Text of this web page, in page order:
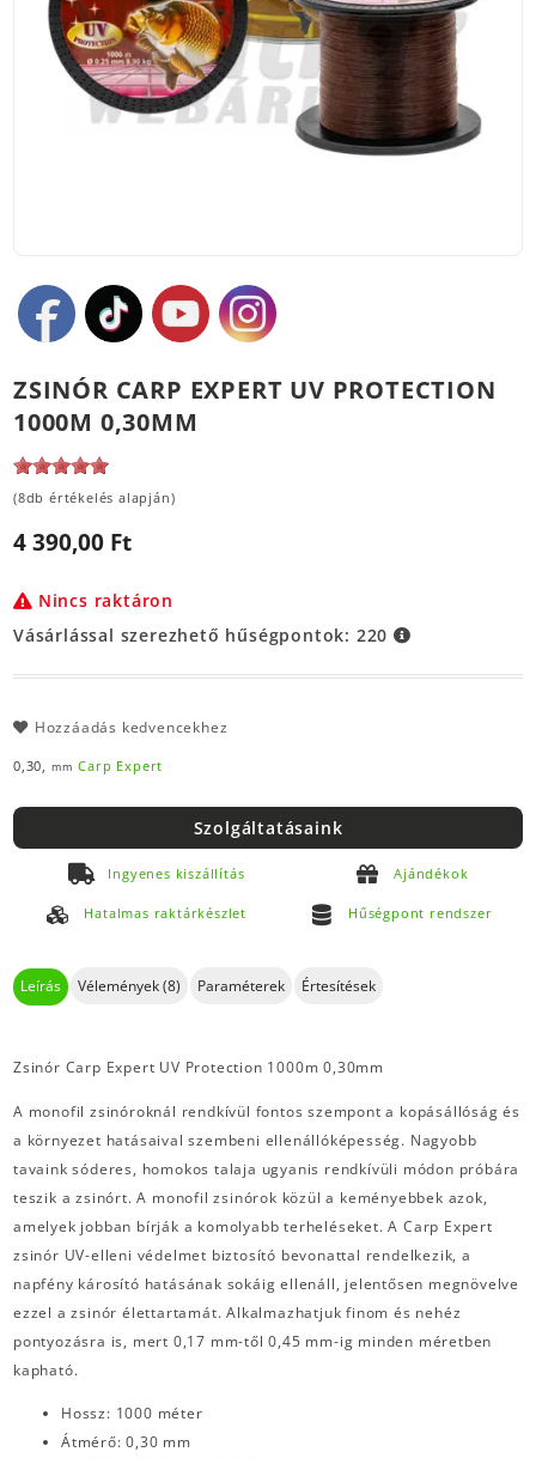
ZSINÓR CARP EXPERT UV PROTECTION
1000M 0,30MM
(8db értékelés alapján)
4 390,00 Ft
Nincs raktáron
Vásárlással szerezhető hűségpontok: 220
Hozzáadás kedvencekhez
0,30, mm Carp Expert
Szolgáltatásaink
Ingyenes kiszállítás Ajándékok
Hatalmas raktárkészlet Hűségpont rendszer
Leírás Vélemények (8) Paraméterek Értesítések
Zsinór Carp Expert UV Protection 1000m 0,30mm
A monofil zsinóroknál rendkívül fontos szempont a kopásállóság és
a környezet hatásaival szembeni ellenállóképesség. Nagyobb
tavaink sóderes, homokos talaja ugyanis rendkívüli módon próbára
teszik a zsinórt. A monofil zsinórok közül a keményebbek azok,
amelyek jobban bírják a komolyabb terheléseket. A Carp Expert
zsinór UV-elleni védelmet biztosító bevonattal rendelkezik, a
napfény károsító hatásának sokáig ellenáll, jelentősen megnövelve
ezzel a zsinór élettartamát. Alkalmazhatjuk finom és nehéz
pontyozásra is, mert 0,17 mm-től 0,45 mm-ig minden méretben
kapható.
Hossz: 1000 méter
Átmérő: 0,30 mm